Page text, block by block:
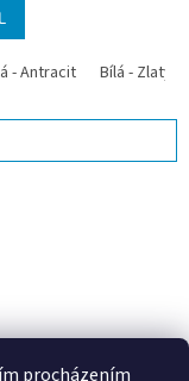
procházením
- Tmavý dub Bílá -
- Antracit Bílá - Zlatý